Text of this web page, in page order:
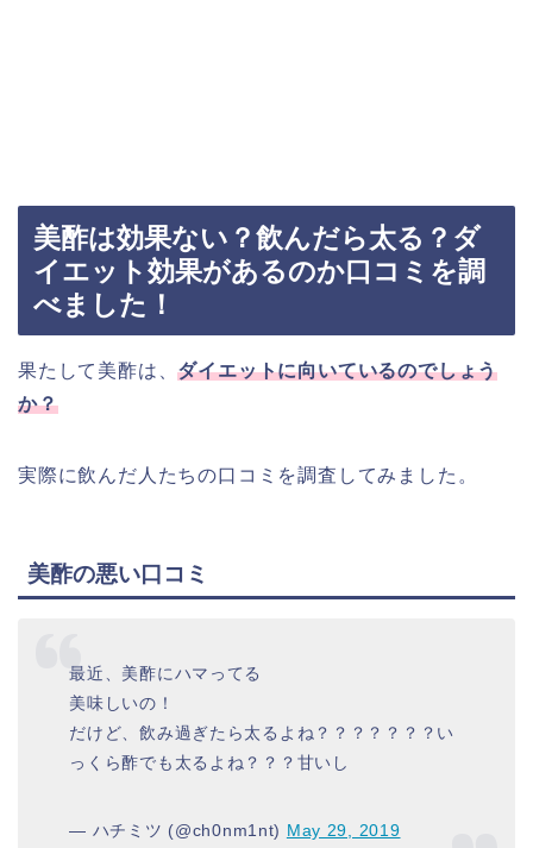
美酢は効果ない？飲んだら太る？ダ
イエット効果があるのか口コミを調
べました！
果たして美酢は、ダイエットに向いているのでしょう
か？
実際に飲んだ人たちの口コミを調査してみました。
美酢の悪い口コミ
最近、美酢にハマってる
美味しいの！
だけど、飲み過ぎたら太るよね？？？？？？？い
っくら酢でも太るよね？？？甘いし
— ハチミツ (@ch0nm1nt) May 29, 2019